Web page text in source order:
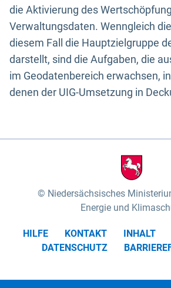
die Aktivierung des
Verwaltungsdaten. Wenngleich
diesem Fall die Hauptzielgruppe
darstellt, sind die Aufgaben, die
im Geodatenbereich erwachsen,
denen der UIG-Umsetzung in
Niedersächsisches
Energie und
HILFE KONTAKT INHALT
DATENSCHUTZ